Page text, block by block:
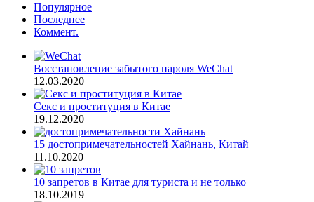
Популярное
Последнее
Коммент.
Восстановление забытого пароля WeChat
12.03.2020
Секс и проституция в Китае
19.12.2020
15 достопримечательностей Хайнань, Китай
11.10.2020
10 запретов в Китае для туриста и не только
18.10.2019